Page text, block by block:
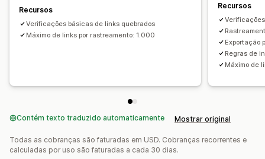
Recursos
Verificações básicas de links quebrados
Máximo de links por rastreamento: 1.000
Recursos
Exportação
Regras de
Máximo de
Contém texto traduzido automaticamente Mostrar original
Todas as cobranças são faturadas em USD. Cobranças recorrentes e
calculadas por uso são faturadas a cada 30 dias.